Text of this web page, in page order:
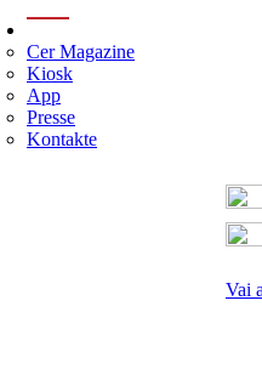
Vai a
Cer Magazine
Kiosk
App
Presse
Kontakte